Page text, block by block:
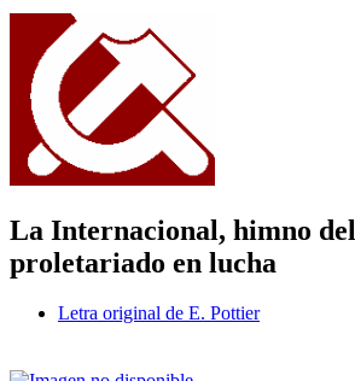
La Internacional, himno del
proletariado en lucha
Letra original de E. Pottier